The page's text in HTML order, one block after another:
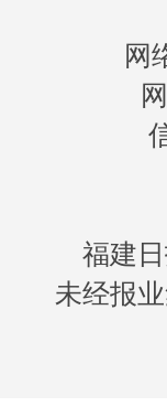
网
福建
未经报